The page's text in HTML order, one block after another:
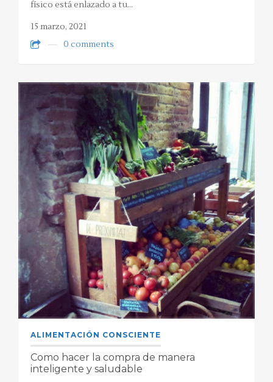
físico está enlazado a tu…
15 marzo, 2021
0 comments
ALIMENTACIÓN CONSCIENTE
Como hacer la compra de manera
inteligente y saludable